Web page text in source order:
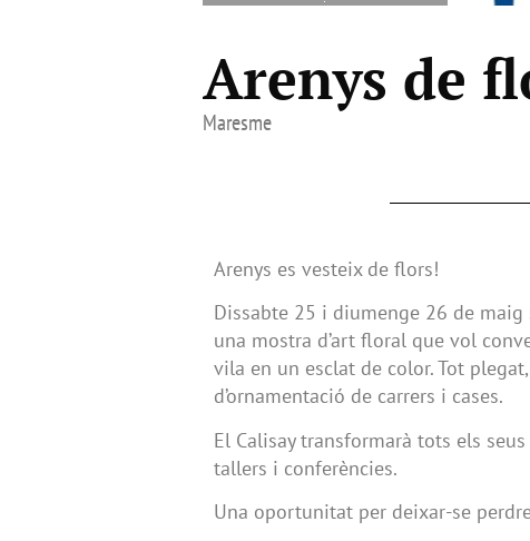
Arenys de
Maresme
Arenys es vesteix de flors!
Dissabte 25 i diumenge 26 de maig
una mostra d’art floral que vol
vila en un esclat de color. Tot
d’ornamentació de carrers i cases.
El Calisay transformarà tots els
tallers i conferències.
Una oportunitat per deixar-se